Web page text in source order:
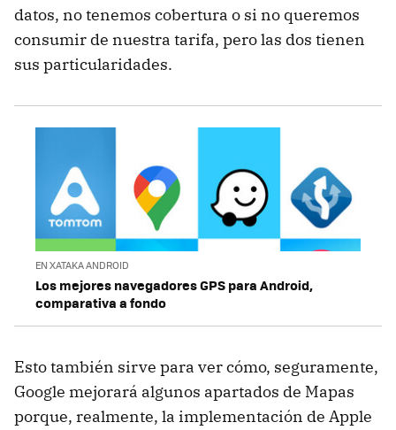
datos, no tenemos cobertura o si no queremos
consumir de nuestra tarifa, pero las dos tienen
sus particularidades.
EN XATAKA ANDROID
Los mejores navegadores GPS para Android,
comparativa a fondo
Esto también sirve para ver cómo, seguramente,
Google mejorará algunos apartados de Mapas
porque, realmente, la implementación de Apple